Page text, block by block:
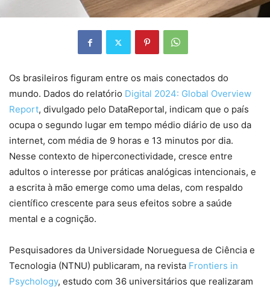
Os brasileiros figuram entre os mais conectados do
mundo. Dados do relatório Digital 2024: Global Overview
Report, divulgado pelo DataReportal, indicam que o país
ocupa o segundo lugar em tempo médio diário de uso da
internet, com média de 9 horas e 13 minutos por dia.
Nesse contexto de hiperconectividade, cresce entre
adultos o interesse por práticas analógicas intencionais, e
a escrita à mão emerge como uma delas, com respaldo
científico crescente para seus efeitos sobre a saúde
mental e a cognição.
Pesquisadores da Universidade Norueguesa de Ciência e
Tecnologia (NTNU) publicaram, na revista Frontiers in
Psychology, estudo com 36 universitários que realizaram